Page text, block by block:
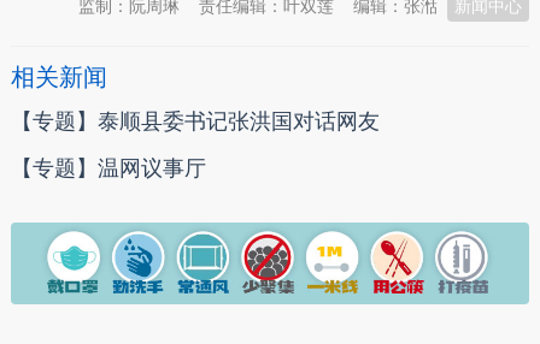
新闻中心
编辑：张湉
责任编辑：叶双莲
监制：阮周琳
相关新闻
【专题】泰顺县委书记张洪国对话网友
【专题】温网议事厅